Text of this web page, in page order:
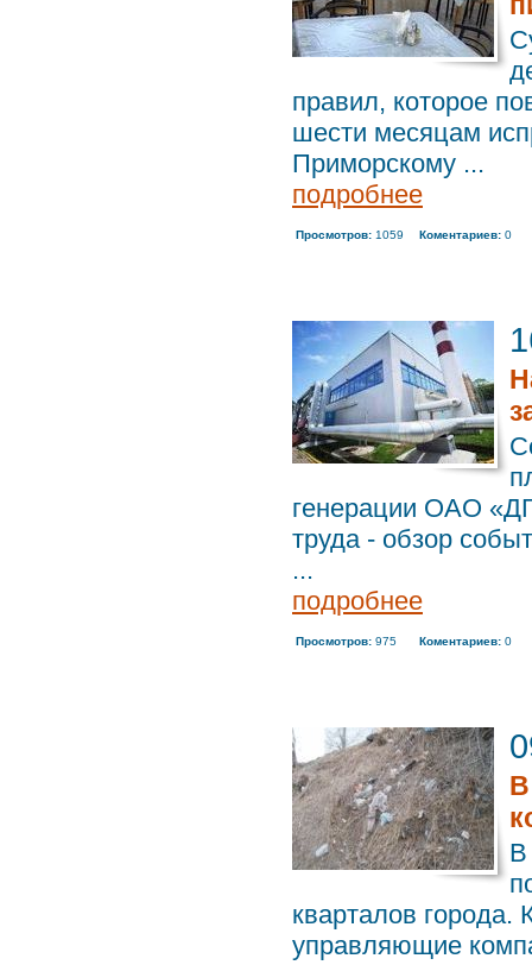
правил, которое
шести месяцам
Приморскому ...
подробнее
Просмотров: 1059 Коментариев: 0
генерации ОАО
труда - обзор
...
подробнее
Просмотров: 975 Коментариев: 0
В
кварталов города.
управляющие